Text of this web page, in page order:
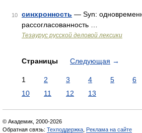
10 синхронность — Syn:
рассогласованность …
Тезаурус русской деловой лексики
Страницы Следующая →
1 2 3 4 5 6
10
11 12 13
© Академик, 2000-2026
Обратная связь: Техподдержка Реклама на сайте